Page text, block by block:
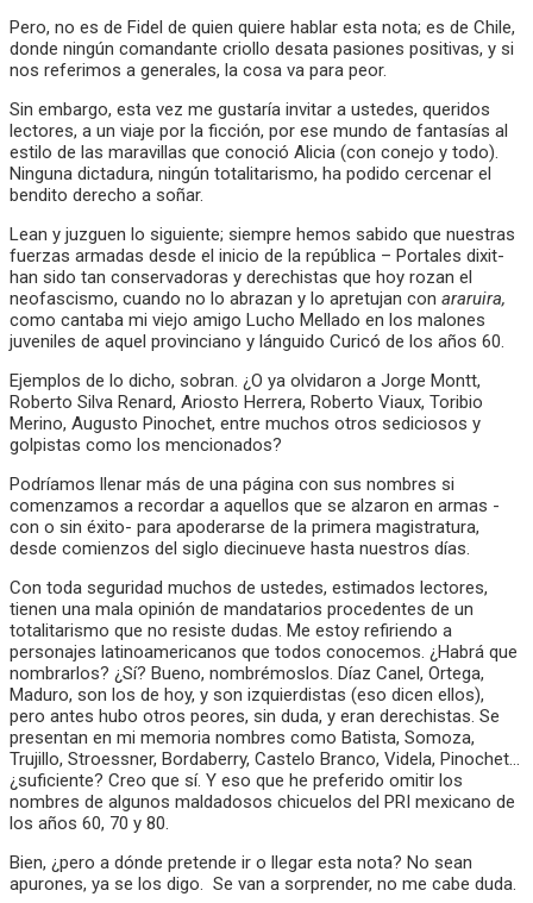
Pero, no es de Fidel de quien quiere hablar esta nota; es de Chile,
donde ningún comandante criollo desata pasiones positivas, y si
nos referimos a generales, la cosa va para peor.
Sin embargo, esta vez me gustaría invitar a ustedes, queridos
lectores, a un viaje por la ficción, por ese mundo de fantasías al
estilo de las maravillas que conoció Alicia (con conejo y todo).
Ninguna dictadura, ningún totalitarismo, ha podido cercenar el
bendito derecho a soñar.
Lean y juzguen lo siguiente; siempre hemos sabido que nuestras
fuerzas armadas desde el inicio de la república – Portales dixit-
han sido tan conservadoras y derechistas que hoy rozan el
neofascismo, cuando no lo abrazan y lo apretujan con araruira,
como cantaba mi viejo amigo Lucho Mellado en los malones
juveniles de aquel provinciano y lánguido Curicó de los años 60.
Ejemplos de lo dicho, sobran. ¿O ya olvidaron a Jorge Montt,
Roberto Silva Renard, Ariosto Herrera, Roberto Viaux, Toribio
Merino, Augusto Pinochet, entre muchos otros sediciosos y
golpistas como los mencionados?
Podríamos llenar más de una página con sus nombres si
comenzamos a recordar a aquellos que se alzaron en armas -
con o sin éxito- para apoderarse de la primera magistratura,
desde comienzos del siglo diecinueve hasta nuestros días.
Con toda seguridad muchos de ustedes, estimados lectores,
tienen una mala opinión de mandatarios procedentes de un
totalitarismo que no resiste dudas. Me estoy refiriendo a
personajes latinoamericanos que todos conocemos. ¿Habrá que
nombrarlos? ¿Sí? Bueno, nombrémoslos. Díaz Canel, Ortega,
Maduro, son los de hoy, y son izquierdistas (eso dicen ellos),
pero antes hubo otros peores, sin duda, y eran derechistas. Se
presentan en mi memoria nombres como Batista, Somoza,
Trujillo, Stroessner, Bordaberry, Castelo Branco, Videla, Pinochet…
¿suficiente? Creo que sí. Y eso que he preferido omitir los
nombres de algunos maldadosos chicuelos del PRI mexicano de
los años 60, 70 y 80.
Bien, ¿pero a dónde pretende ir o llegar esta nota? No sean
apurones, ya se los digo. Se van a sorprender, no me cabe duda.